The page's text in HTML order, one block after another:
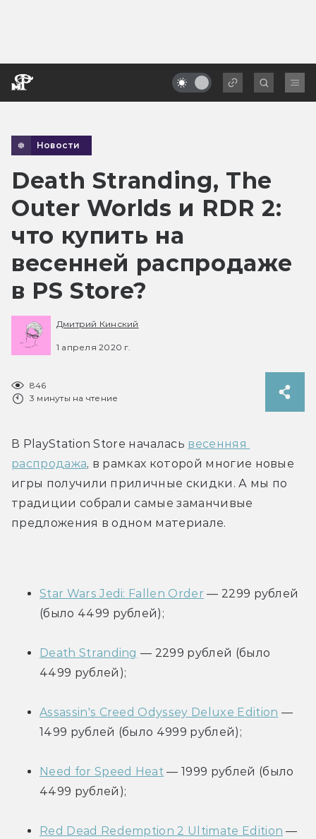
Новости
Death Stranding, The
Outer Worlds и RDR 2:
что купить на
весенней распродаже
в PS Store?
Дмитрий Кинский
1 апреля 2020 г.
846
3 минуты на чтение
В PlayStation Store началась весенняя
распродажа, в рамках которой многие новые
игры получили приличные скидки. А мы по
традиции собрали самые заманчивые
предложения в одном материале.
Star Wars Jedi: Fallen Order — 2299 рублей
(было 4499 рублей);
Death Stranding — 2299 рублей (было
4499 рублей);
Assassin's Creed Odyssey Deluxe Edition —
1499 рублей (было 4999 рублей);
Need for Speed Heat — 1999 рублей (было
4499 рублей);
Red Dead Redemption 2 Ultimate Edition —